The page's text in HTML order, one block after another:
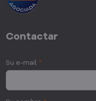
Contactar
Su e-mail *